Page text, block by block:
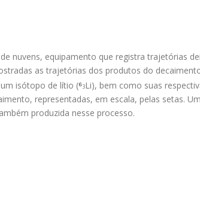
nuvens, equipamento que registra trajetórias
as trajetórias dos produtos do
isótopo de lítio (⁶3Li), bem como suas
representadas, em escala, pelas setas.
produzida nesse processo.